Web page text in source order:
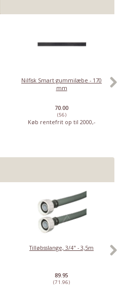
Nilfisk Smart gummilæbe - 170
mm
70.00
(56)
Køb rentefrit op til 2000,-
Tilløbsslange, 3/4" - 3,5m
89.95
(71.96)